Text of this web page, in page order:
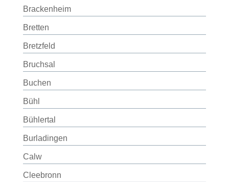
Brackenheim
Bretten
Bretzfeld
Bruchsal
Buchen
Bühl
Bühlertal
Burladingen
Calw
Cleebronn